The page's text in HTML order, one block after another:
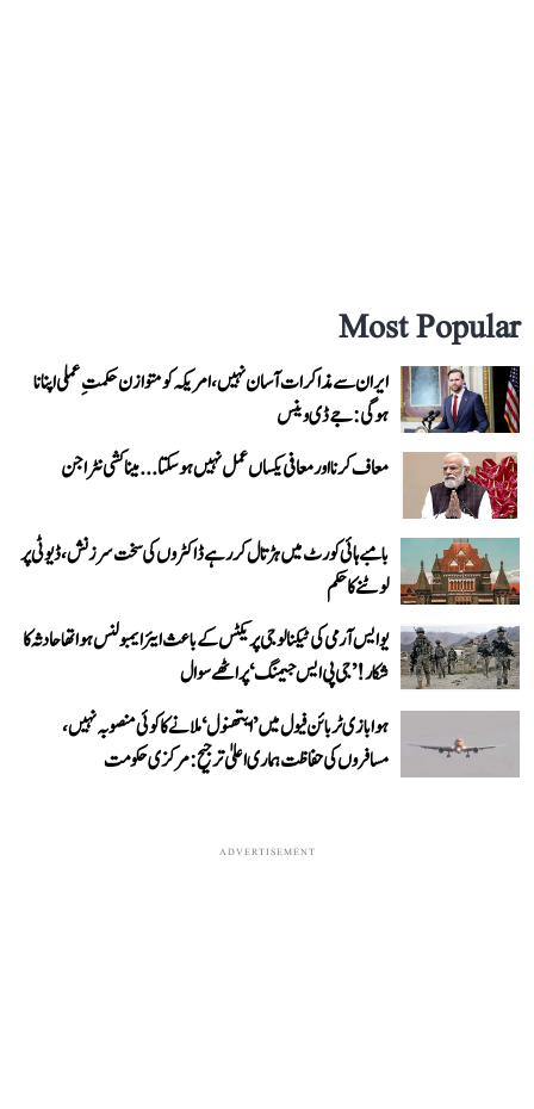
Most Popular
ایران سے مذاکرات آسان نہیں، امریکہ کو متوازن حکمتِ عملی اپنانا
ہوگی: جے ڈی وینس
معاف کرنا اور معافی یکساں عمل نہیں ہو سکتا... میناکشی نٹراجن
بامبے ہائی کورٹ میں ہڑتال کر رہے ڈاکٹروں کی سخت سرزنش، ڈیوٹی پر
لوٹنے کا حکم
یو ایس آرمی کی ٹیکنالوجی پریکٹس کے باعث ایئر ایمبولنس ہوا تھا حادثہ کا
شکار! ’جی پی ایس جیمنگ‘ پر اٹھے سوال
ہوابازی ٹربائن فیول میں ’ایتھنول‘ ملانے کا کوئی منصوبہ نہیں،
مسافروں کی حفاظت ہماری اعلیٰ ترجیح: مرکزی حکومت
ADVERTISEMENT